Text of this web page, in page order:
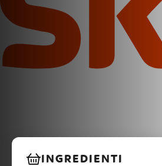
INGREDIENTI